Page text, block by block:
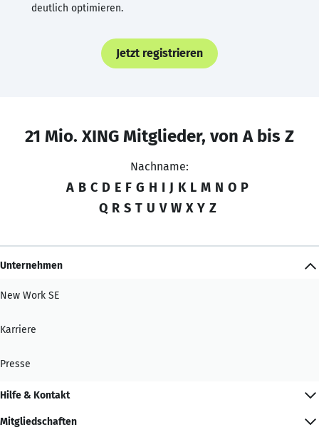
deutlich optimieren.
Jetzt registrieren
21 Mio. XING Mitglieder, von A bis Z
Nachname:
A B C D E F G H I J K L M N O P
Q R S T U V W X Y Z
Unternehmen
New Work SE
Karriere
Presse
Hilfe & Kontakt
Mitgliedschaften